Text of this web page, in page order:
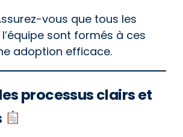
vous que tous les
sont formés à ces
adoption efficace.
processus clairs et